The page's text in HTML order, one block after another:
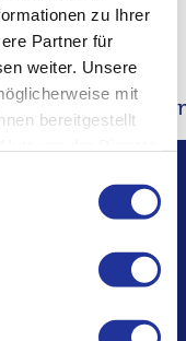
zu Ihrer
Partner für
weiter. Unsere
mit
bereitgestellt
behandeln
Newsletter